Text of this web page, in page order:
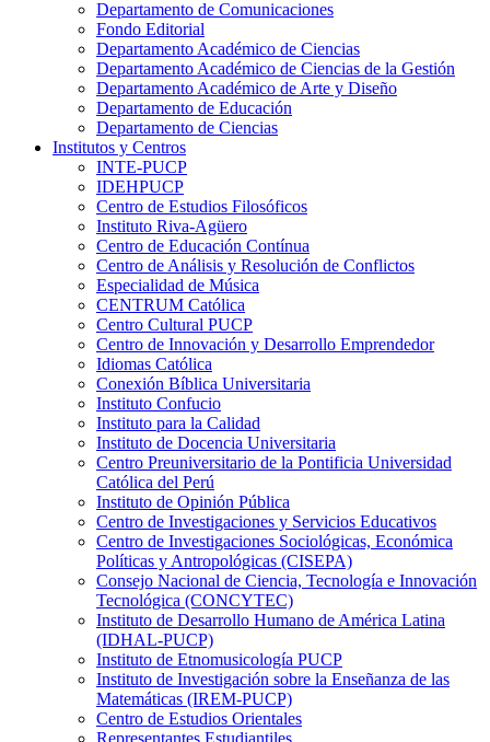
Departamento de Comunicaciones
Fondo Editorial
Departamento Académico de Ciencias
Departamento Académico de Ciencias de la Gestión
Departamento Académico de Arte y Diseño
Departamento de Educación
Departamento de Ciencias
Institutos y Centros
INTE-PUCP
IDEHPUCP
Centro de Estudios Filosóficos
Instituto Riva-Agüero
Centro de Educación Contínua
Centro de Análisis y Resolución de Conflictos
Especialidad de Música
CENTRUM Católica
Centro Cultural PUCP
Centro de Innovación y Desarrollo Emprendedor
Idiomas Católica
Conexión Bíblica Universitaria
Instituto Confucio
Instituto para la Calidad
Instituto de Docencia Universitaria
Centro Preuniversitario de la Pontificia Universidad
Católica del Perú
Instituto de Opinión Pública
Centro de Investigaciones y Servicios Educativos
Centro de Investigaciones Sociológicas, Económica
Políticas y Antropológicas (CISEPA)
Consejo Nacional de Ciencia, Tecnología e Innovación
Tecnológica (CONCYTEC)
Instituto de Desarrollo Humano de América Latina
(IDHAL-PUCP)
Instituto de Etnomusicología PUCP
Instituto de Investigación sobre la Enseñanza de las
Matemáticas (IREM-PUCP)
Centro de Estudios Orientales
Representantes Estudiantiles